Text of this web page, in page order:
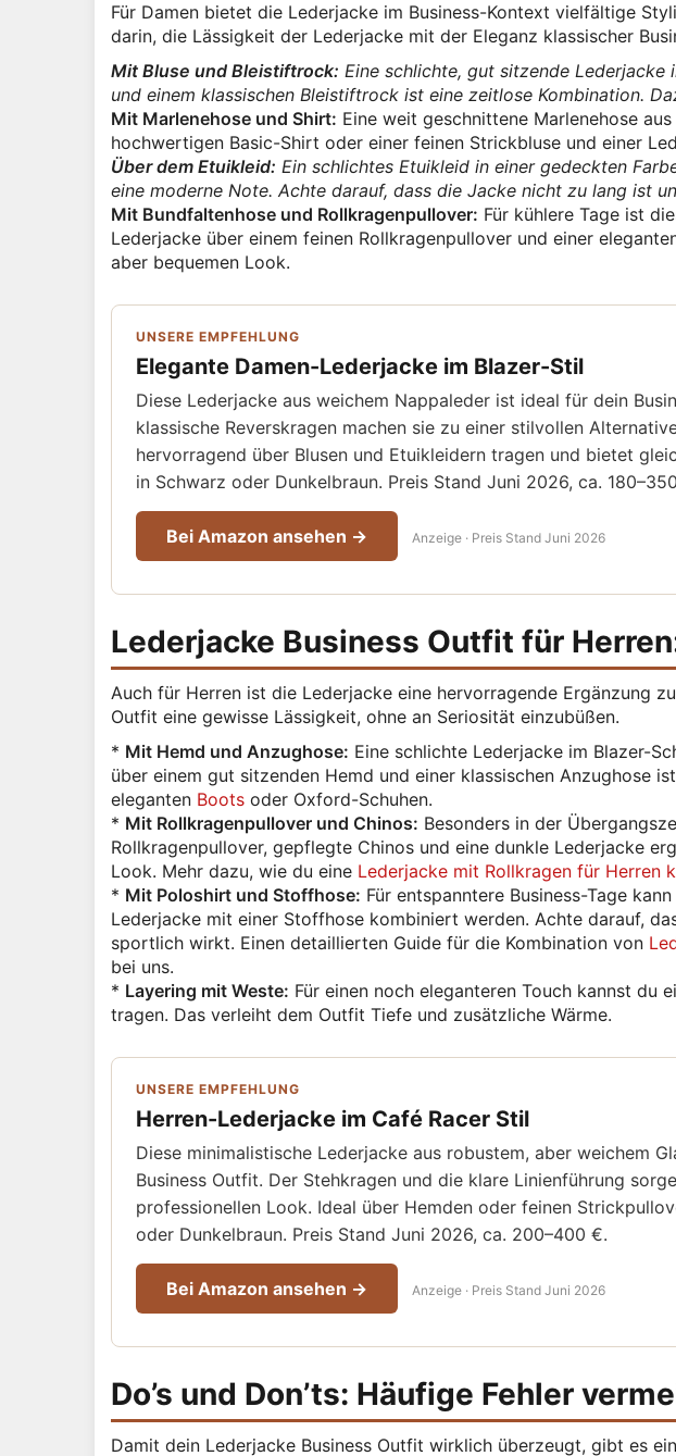
Für Damen bietet die Lederjacke im Business-Kontext vielfältige
darin, die Lässigkeit der Lederjacke mit der Eleganz klassischer
Mit Bluse und Bleistiftrock: Eine schlichte, gut sitzende Lederjacke
und einem klassischen Bleistiftrock ist eine zeitlose Kombination.
Mit Marlenehose und Shirt: Eine weit geschnittene Marlenehose
hochwertigen Basic-Shirt oder einer feinen Strickbluse und einer
Über dem Etuikleid: Ein schlichtes Etuikleid in einer gedeckten
eine moderne Note. Achte darauf, dass die Jacke nicht zu lang ist
Mit Bundfaltenhose und Rollkragenpullover: Für kühlere Tage ist
Lederjacke über einem feinen Rollkragenpullover und einer
aber bequemen Look.
UNSERE EMPFEHLUNG
Elegante Damen-Lederjacke im Blazer-Stil
Diese Lederjacke aus weichem Nappaleder ist ideal für dein
klassische Reverskragen machen sie zu einer stilvollen
hervorragend über Blusen und Etuikleidern tragen und bietet
in Schwarz oder Dunkelbraun. Preis Stand Juni 2026, ca.
Bei Amazon ansehen → Anzeige · Preis Stand Juni 2026
Lederjacke Business Outfit für
Auch für Herren ist die Lederjacke eine hervorragende Ergänzung
Outfit eine gewisse Lässigkeit, ohne an Seriosität einzubüßen.
* Mit Hemd und Anzughose: Eine schlichte Lederjacke im Blazer-
über einem gut sitzenden Hemd und einer klassischen Anzughose
eleganten Boots oder Oxford-Schuhen.
* Mit Rollkragenpullover und Chinos: Besonders in der
Rollkragenpullover, gepflegte Chinos und eine dunkle Lederjacke
Look. Mehr dazu, wie du eine Lederjacke mit Rollkragen für Herren
* Mit Poloshirt und Stoffhose: Für entspanntere Business-Tage
Lederjacke mit einer Stoffhose kombiniert werden. Achte darauf,
sportlich wirkt. Einen detaillierten Guide für die Kombination von
bei uns.
* Layering mit Weste: Für einen noch eleganteren Touch kannst du
tragen. Das verleiht dem Outfit Tiefe und zusätzliche Wärme.
UNSERE EMPFEHLUNG
Herren-Lederjacke im Café Racer Stil
Diese minimalistische Lederjacke aus robustem, aber weichem
Business Outfit. Der Stehkragen und die klare Linienführung
professionellen Look. Ideal über Hemden oder feinen
oder Dunkelbraun. Preis Stand Juni 2026, ca. 200–400 €.
Bei Amazon ansehen → Anzeige · Preis Stand Juni 2026
Do’s und Don’ts: Häufige Fehler
Damit dein Lederjacke Business Outfit wirklich überzeugt, gibt es